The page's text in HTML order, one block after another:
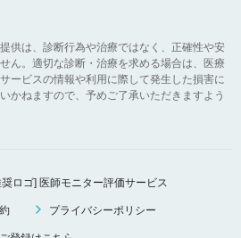
供は、診断行為や治療ではなく、正確性や安
ん。適切な診断・治療を求める場合は、医療
ービスの情報や利用に際して発生した損害に
かねますので、予めご了承いただきますよう
奨ロゴ] 医師モニター評価サービス
プライバシーポリシー